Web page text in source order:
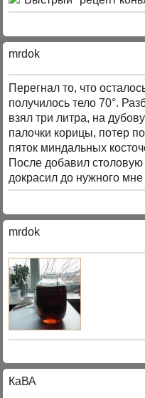
mrdok
Перегнал то, что
получилось тело 70°.
взял три литра, на
палочки корицы, потер
пяток миндальных
После добавил
докрасил до нужного
mrdok
КаВА